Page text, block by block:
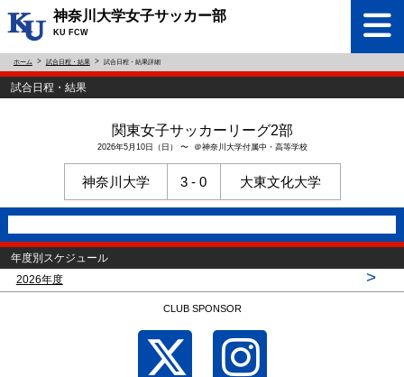
神奈川大学女子サッカー部
KU FCW
ホーム 試合日程・結果 試合日程・結果詳細
試合日程・結果
関東女子サッカーリーグ2部
2026年5月10日（日） 〜 ＠神奈川大学付属中・高等学校
神奈川大学 3 - 0 大東文化大学
年度別スケジュール
2026年度
>
CLUB SPONSOR